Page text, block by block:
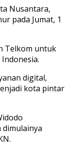
Nusantara,
pada Jumat, 1
Telkom untuk
digital,
kota pintar
dimulainya